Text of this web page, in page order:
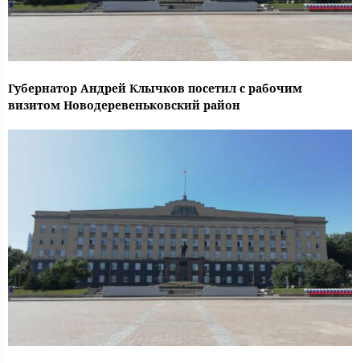
Губернатор Андрей Клычков посетил с рабочим
визитом Новодеревеньковский район